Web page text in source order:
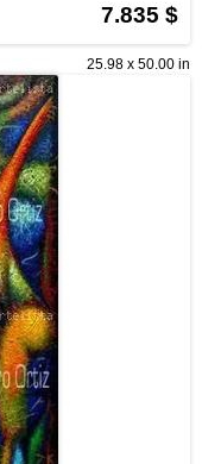
7.835 $
25.98 x 50.00 in